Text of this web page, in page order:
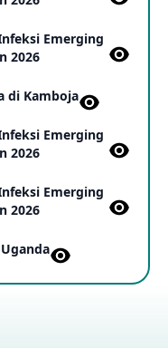
Ebola
2026
di RD Kongo dan
17 May 2026
2026
Emerging
2026
di Kamboja​
Emerging
2026
Emerging
2026